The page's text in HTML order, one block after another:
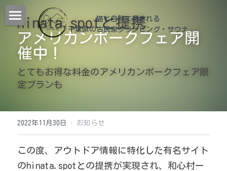
猫と自然に癒される
千葉県の古民家グランピング ・サウナ
猫治
和心村について
和心村物語
メディア掲載＆YouTube
公式サイトが最もお得！
動物
森サウナ
客室
日帰り
hinata.spotと提携
アメリカンポークフェア開
催中！
とてもお得な料金のアメリカンポークフェア限
定プランも
2022年11月30日 · お知らせ
この度、アウトドア情報に特化した有名サイト
のhinata.spotとの提携が実現され、和心村ー